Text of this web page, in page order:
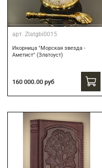
арт. Zlatgbi0015
Икорница "Морская звезда -
Аметист" (Златоуст)
160 000.00 руб